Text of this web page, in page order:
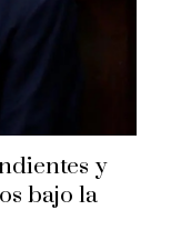
y
bajo la